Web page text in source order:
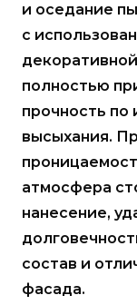
и оседание
с
полностью
прочность по
высыхания.
атмосфера
нанесение,
состав и
фасада.